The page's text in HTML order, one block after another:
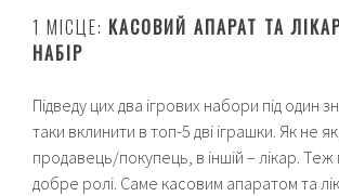
1 МІСЦЕ: КАСОВИЙ АПАРАТ ТА
НАБІР
Підведу цих два ігрових набори під один
таки вклинити в топ-5 дві іграшки. Як не
продавець/покупець, в іншій – лікар.
добре ролі. Саме касовим апаратом та